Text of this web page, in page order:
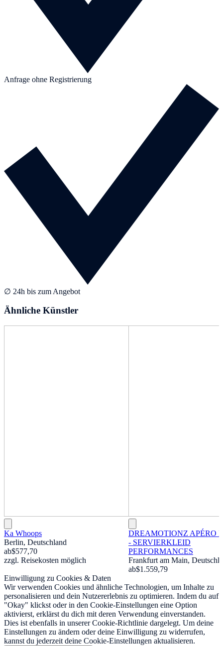
Anfrage ohne Registrierung
∅ 24h bis zum Angebot
Ähnliche Künstler
Ka Whoops
Berlin, Deutschland
ab$577,70
zzgl. Reisekosten möglich
DREAMOTIONZ APÉRO
- SERVIERKLEID
PERFORMANCES
Frankfurt am Main,
ab$1.559,79
Einwilligung zu Cookies & Daten
Wir verwenden Cookies und ähnliche Technologien, um Inhalte zu
personalisieren und dein Nutzererlebnis zu optimieren. Indem du auf
"Okay" klickst oder in den Cookie-Einstellungen eine Option
aktivierst, erklärst du dich mit deren Verwendung einverstanden.
Dies ist ebenfalls in unserer Cookie-Richtlinie dargelegt. Um deine
Einstellungen zu ändern oder deine Einwilligung zu widerrufen,
kannst du jederzeit deine Cookie-Einstellungen aktualisieren.